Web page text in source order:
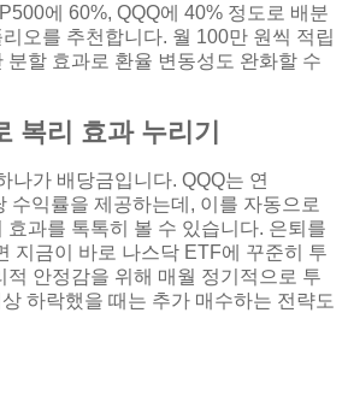
에 60%, QQQ에 40% 정도로 배분
오를 추천합니다. 월 100만 원씩 적립
분할 효과로 환율 변동성도 완화할 수
복리 효과 누리기
나가 배당금입니다. QQQ는 연
수익률을 제공하는데, 이를 자동으로
효과를 톡톡히 볼 수 있습니다. 은퇴를
지금이 바로 나스닥 ETF에 꾸준히 투
적 안정감을 위해 매월 정기적으로 투
하락했을 때는 추가 매수하는 전략도